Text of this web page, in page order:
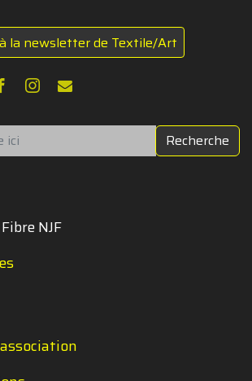
la newsletter de Textile/Art
Recherche
NJF